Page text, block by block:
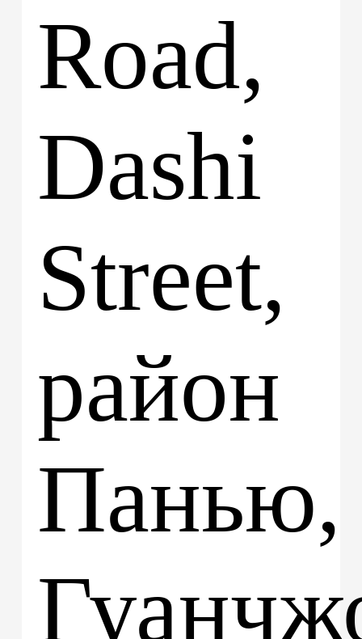
Road,
Dashi
Street,
район
Панью,